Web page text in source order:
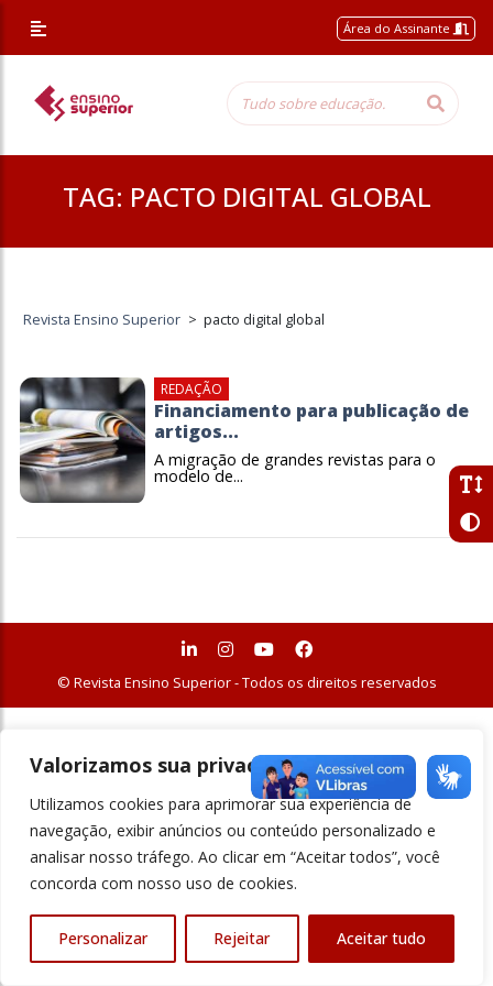
Valorizamos sua privacidade
Utilizamos cookies para aprimorar sua experiência de
navegação, exibir anúncios ou conteúdo personalizado e
analisar nosso tráfego. Ao clicar em “Aceitar todos”, você
concorda com nosso uso de cookies.
Personalizar Rejeitar Aceitar tudo
Área do Assinante
TAG: PACTO DIGITAL GLOBAL
Revista Ensino Superior > pacto digital global
REDAÇÃO
Financiamento para publicação de
artigos...
A migração de grandes revistas para o
modelo de...
© Revista Ensino Superior - Todos os direitos reservados